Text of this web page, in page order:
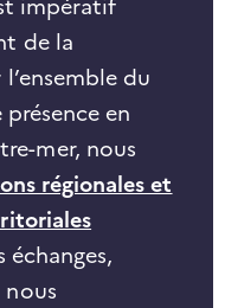
de la
du
en
mer, nous
régionales et
nous